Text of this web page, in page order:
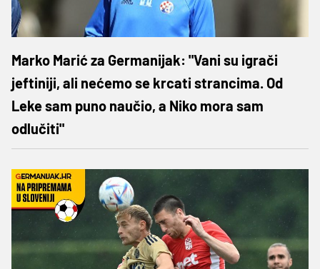
Marko Marić za Germanijak: "Vani su igrači
jeftiniji, ali nećemo se krcati strancima. Od
Leke sam puno naučio, a Niko mora sam
odlučiti"